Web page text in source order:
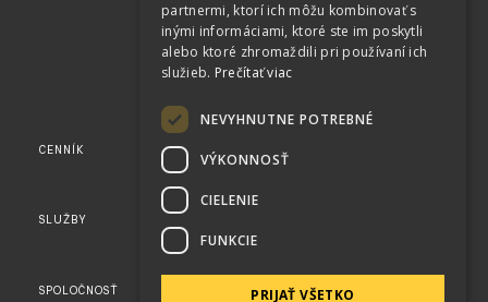
WPC PLOTY
WPC TERASA PRE BAZÉN
RENOLIT
PERGOLY
SLNOLAMY
AKUSTICKÉ PANELY
FLEXY PANELY
CENNÍK
KONFIGURÁTOR
KOMPLETNÝ CENNÍK
KATALÓG
VZORKY
SLUŽBY
VIZUALIZÁCIE
PRE DEVELOPEROV
OTÁZKY A ODPOVEDE
SPOLOČNOSŤ
O SPOLOČNOSTI
partnermi, ktorí ich môžu kombinovať s
inými informáciami, ktoré ste im poskytli
alebo ktoré zhromaždili pri používaní ich
služieb. Prečítať viac
NEVYHNUTNE POTREBNÉ
VÝKONNOSŤ
CIELENIE
FUNKCIE
PRIJAŤ VŠETKO